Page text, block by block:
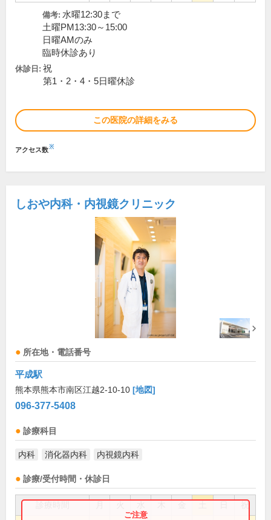
備考: 水曜12:30まで
土曜PM13:30～15:00
日曜AMのみ
臨時休診あり
休診日: 祝
第1・2・4・5日曜休診
この医院の詳細をみる
アクセス数※
しおや内科・内視鏡クリニック
所在地・電話番号
平成駅
熊本県熊本市南区江越2-10-10 [地図]
096-377-5408
診療科目
内科 消化器内科 内視鏡内科
診療/受付時間・休診日
祝